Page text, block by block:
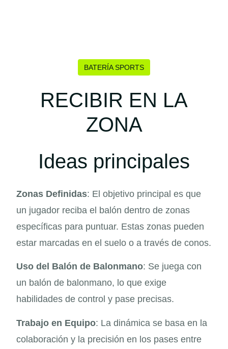
BATERÍA SPORTS
RECIBIR EN LA
ZONA
Ideas principales
Zonas Definidas: El objetivo principal es que
un jugador reciba el balón dentro de zonas
específicas para puntuar. Estas zonas pueden
estar marcadas en el suelo o a través de conos.
Uso del Balón de Balonmano: Se juega con
un balón de balonmano, lo que exige
habilidades de control y pase precisas.
Trabajo en Equipo: La dinámica se basa en la
colaboración y la precisión en los pases entre